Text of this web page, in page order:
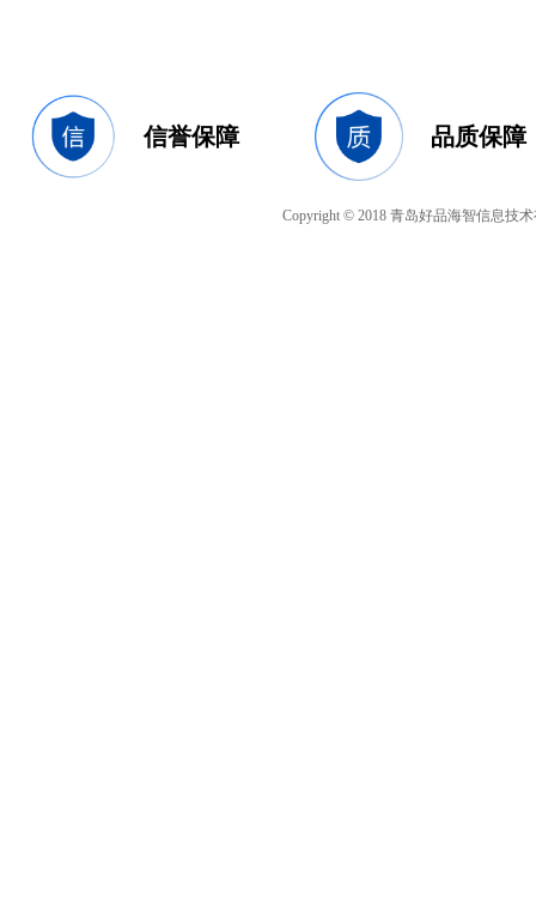
信誉保障 品质保障
Copyright © 2018 青岛好品海智信息技